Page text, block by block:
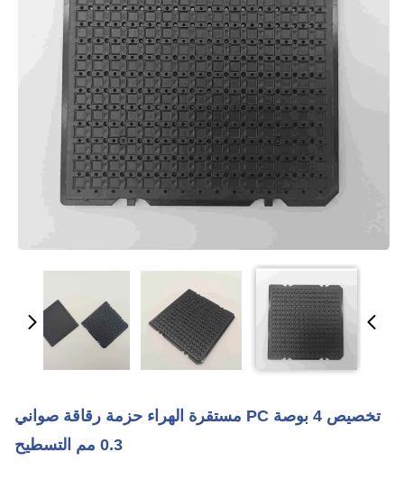
تخصيص 4 بوصة PC مستقرة الهراء حزمة رقاقة صواني
0.3 مم التسطيح